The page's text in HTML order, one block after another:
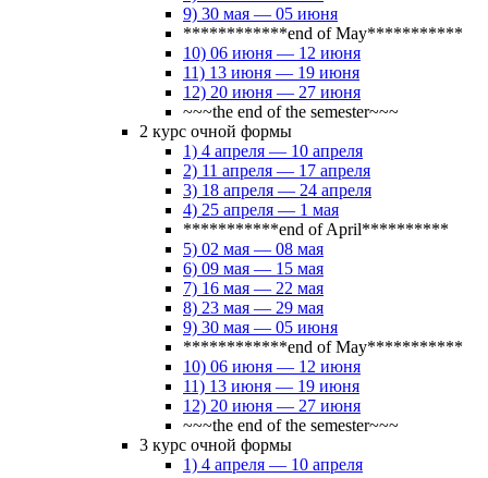
9) 30 мая — 05 июня
************end of May***********
10) 06 июня — 12 июня
11) 13 июня — 19 июня
12) 20 июня — 27 июня
~~~the end of the semester~~~
2 курс очной формы
1) 4 апреля — 10 апреля
2) 11 апреля — 17 апреля
3) 18 апреля — 24 апреля
4) 25 апреля — 1 мая
***********end of April**********
5) 02 мая — 08 мая
6) 09 мая — 15 мая
7) 16 мая — 22 мая
8) 23 мая — 29 мая
9) 30 мая — 05 июня
************end of May***********
10) 06 июня — 12 июня
11) 13 июня — 19 июня
12) 20 июня — 27 июня
~~~the end of the semester~~~
3 курс очной формы
1) 4 апреля — 10 апреля